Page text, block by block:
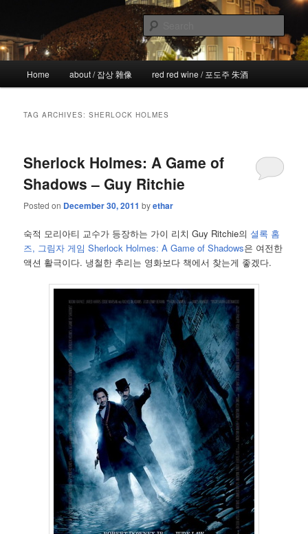
primary
content
secondary
content!wicked
the more I see the less I know
Home about / 잡상 雜像 red red wine / 포도주 朱酒
TAG ARCHIVES:SHERLOCK HOLMES
Sherlock Holmes: A Game of
Shadows – Guy Ritchie
Posted on December 30, 2011 byethar
숙적 모리아티 교수가 등장하는 가이 리치 Guy Ritchie의셜록 홈
즈, 그림자 게임 Sherlock Holmes: A Game of Shadows은 여전한
액션 활극이다. 냉철한 추리는 영화보다 책에서 찾는게 좋겠다.